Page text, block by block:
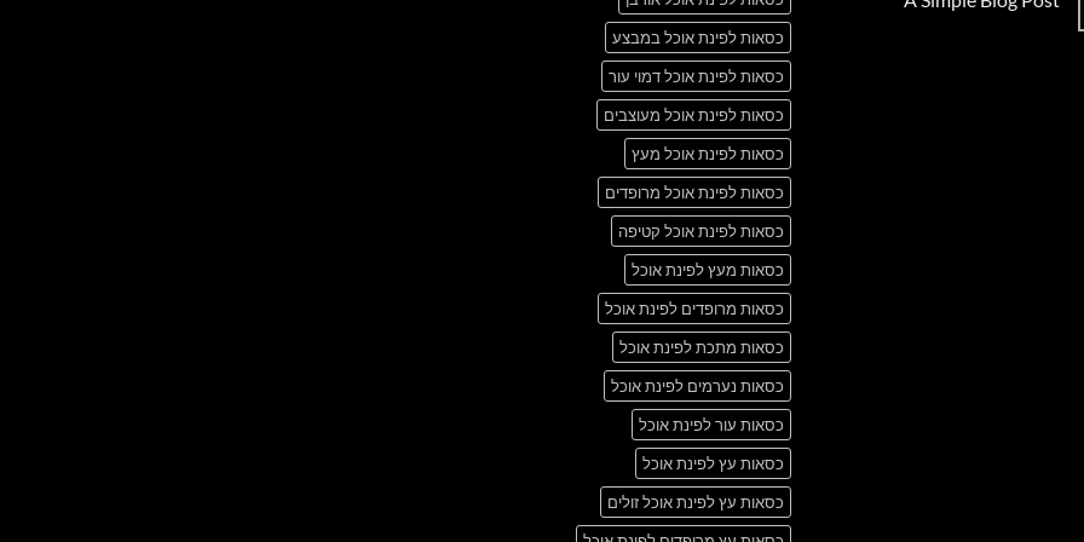
כסאות לפינת אוכל במבצע
כסאות לפינת אוכל דמוי עור
כסאות לפינת אוכל מעוצבים
כסאות לפינת אוכל מעץ
כסאות לפינת אוכל מרופדים
כסאות לפינת אוכל קטיפה
כסאות מעץ לפינת אוכל
כסאות מרופדים לפינת אוכל
כסאות מתכת לפינת אוכל
כסאות נערמים לפינת אוכל
כסאות עור לפינת אוכל
כסאות עץ לפינת אוכל
כסאות עץ לפינת אוכל זולים